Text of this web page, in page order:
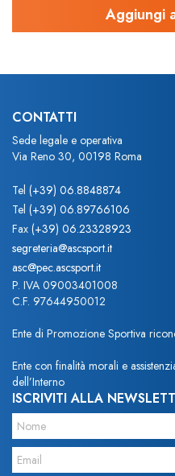
CONTATTI
Sede legale e operativa
Via Reno 30, 00198 Roma
Tel (+39) 06.8848874
Tel (+39) 06.89766106
Fax (+39) 06.23328923
segreteria@ascsport.it
asc@pec.ascsport.it
P. IVA 09003401008
C.F. 97644950012
Ente di Promozione Sportiva
Ente con finalità morali e
dell’Interno
ISCRIVITI ALLA